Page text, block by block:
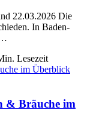
22.03.2026 Die
In Baden-
Lesezeit
& Bräuche im